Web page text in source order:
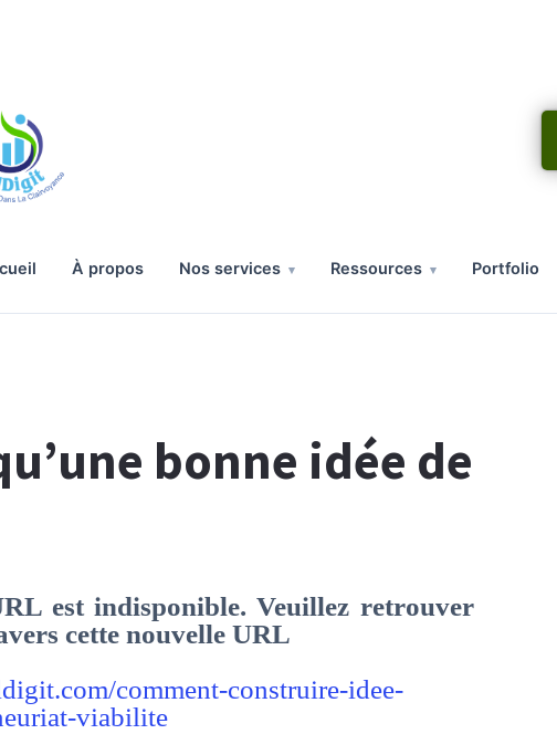
à propos nos services ressources portfolio
bonne idée de
est indisponible. Veuillez retrouver
cette nouvelle URL
comment-construire-idee-
viabilite